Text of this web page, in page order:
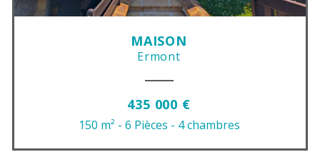
MAISON
Ermont
435 000 €
150 m² - 6 Pièces - 4 chambres